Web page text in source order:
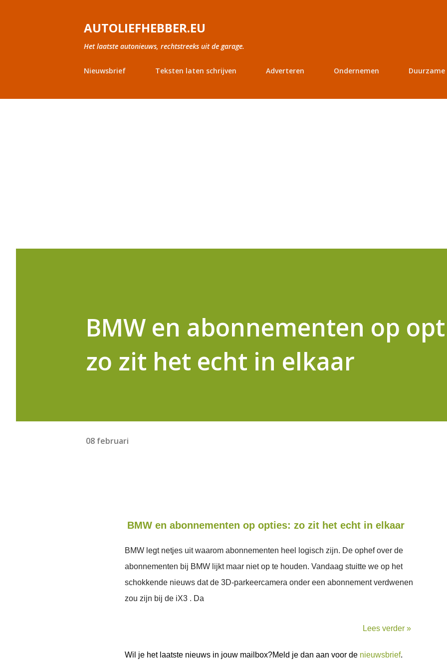
AUTOLIEFHEBBER.EU
Het laatste autonieuws, rechtstreeks uit de garage.
Nieuwsbrief Teksten laten schrijven Adverteren Ondernemen Duurzame
BMW en abonnementen op
zo zit het echt in elkaar
08 februari
BMW en abonnementen op opties: zo zit het echt in elkaar
BMW legt netjes uit waarom abonnementen heel logisch zijn. De ophef over de
abonnementen bij BMW lijkt maar niet op te houden. Vandaag stuitte we op het
schokkende nieuws dat de 3D-parkeercamera onder een abonnement verdwenen
zou zijn bij de iX3 . Da
Lees verder »
Wil je het laatste nieuws in jouw mailbox?Meld je dan aan voor de nieuwsbrief.